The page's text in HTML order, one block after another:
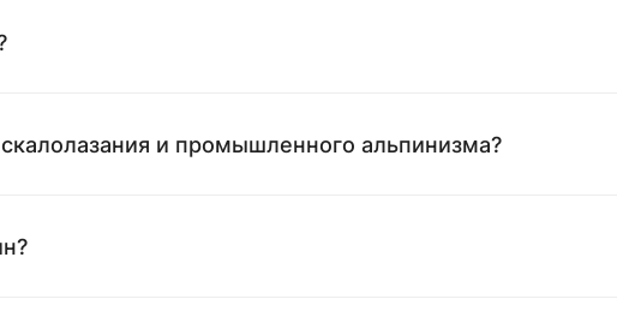
и промышленного альпинизма?